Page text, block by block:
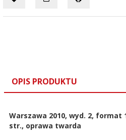
OPIS PRODUKTU
Warszawa 2010, wyd. 2, format
str., oprawa twarda